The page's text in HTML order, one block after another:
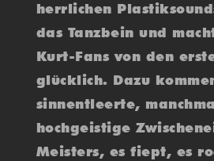
herrlichen
das Tanzbein und
Kurt-Fans von den
glücklich. Dazu
sinnentleerte,
hochgeistige
Meisters, es fiept, es